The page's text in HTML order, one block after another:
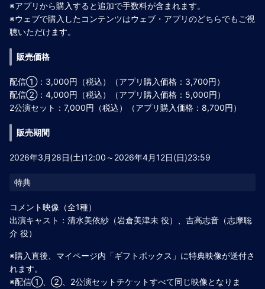
※アプリから購入すると追加で手数料が含まれます。
※ウェブで購入したコンテンツはウェブ・アプリのどちらでもご視
聴いただけます。
販売価格
配信①：3,000円（税込）（アプリ購入価格：3,700円）
配信②：4,000円（税込）（アプリ購入価格：5,000円）
2公演セット：7,000円（税込）（アプリ購入価格：8,700円）
販売期間
2026年3月28日(土)12:00～2026年4月12日(日)23:59
コメント映像（全1種）
出演キャスト：清水美依紗（岩倉美津未 役）、吉高志音（志摩聡
介 役）
※購入直後、マイページ内「ギフトボックス」に特典映像が送付さ
れます。
※配信①、②、2公演セットチケットすべて同じ映像となりま